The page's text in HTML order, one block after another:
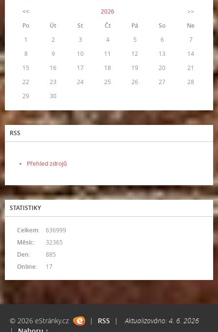
<<
2026
>>
Po
Út St Čt Pá So
Ne
1
2 3 4 5 6
7
8
9 10 11 12 13
14
15
16 17 18 19 20
21
22
23 24 25 26 27
28
29
30
RSS
Přehled zdrojů
STATISTIKY
Online: 17
Celkem:
636999
Měsíc:
32365
Den:
885
© 2026 eStránky.cz | RSS |
Aktualizováno: 4. 6. 2026